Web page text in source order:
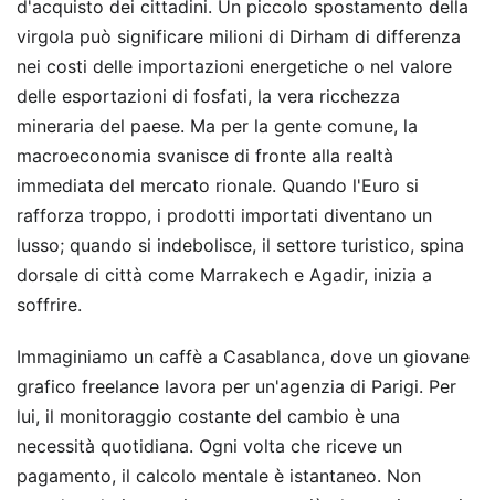
d'acquisto dei cittadini. Un piccolo spostamento della
virgola può significare milioni di Dirham di differenza
nei costi delle importazioni energetiche o nel valore
delle esportazioni di fosfati, la vera ricchezza
mineraria del paese. Ma per la gente comune, la
macroeconomia svanisce di fronte alla realtà
immediata del mercato rionale. Quando l'Euro si
rafforza troppo, i prodotti importati diventano un
lusso; quando si indebolisce, il settore turistico, spina
dorsale di città come Marrakech e Agadir, inizia a
soffrire.
Immaginiamo un caffè a Casablanca, dove un giovane
grafico freelance lavora per un'agenzia di Parigi. Per
lui, il monitoraggio costante del cambio è una
necessità quotidiana. Ogni volta che riceve un
pagamento, il calcolo mentale è istantaneo. Non